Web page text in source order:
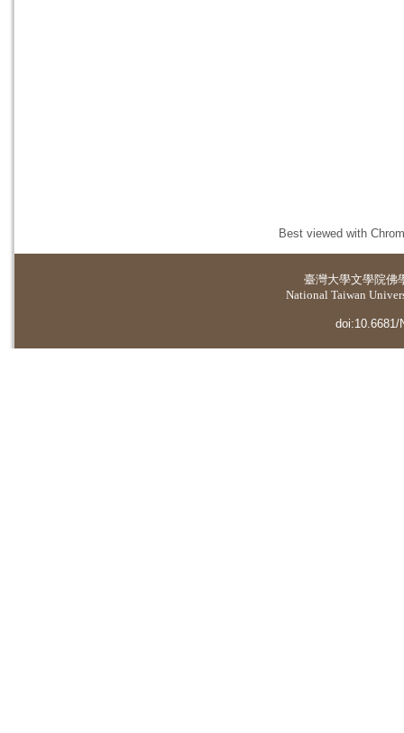
Best viewed with
臺灣大學文學院佛
National Taiwan
doi:10.6681/